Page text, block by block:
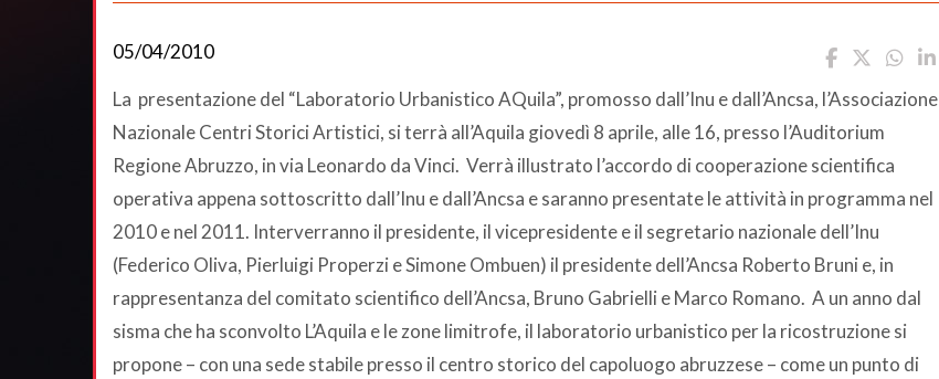
05/04/2010
La presentazione del “Laboratorio Urbanistico AQuila”, promosso dall’Inu e dall’Ancsa, l’Associazione
Nazionale Centri Storici Artistici, si terrà all’Aquila giovedì 8 aprile, alle 16, presso l’Auditorium
Regione Abruzzo, in via Leonardo da Vinci. Verrà illustrato l’accordo di cooperazione scientifica
operativa appena sottoscritto dall’Inu e dall’Ancsa e saranno presentate le attività in programma nel
2010 e nel 2011. Interverranno il presidente, il vicepresidente e il segretario nazionale dell’Inu
(Federico Oliva, Pierluigi Properzi e Simone Ombuen) il presidente dell’Ancsa Roberto Bruni e, in
rappresentanza del comitato scientifico dell’Ancsa, Bruno Gabrielli e Marco Romano. A un anno dal
sisma che ha sconvolto L’Aquila e le zone limitrofe, il laboratorio urbanistico per la ricostruzione si
propone – con una sede stabile presso il centro storico del capoluogo abruzzese – come un punto di